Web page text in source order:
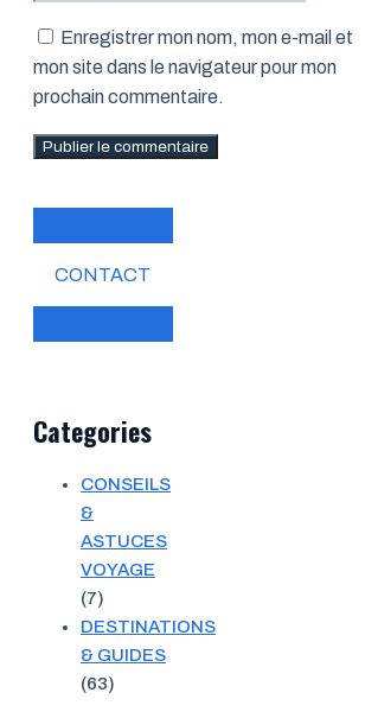
Enregistrer mon nom, mon e-mail et
mon site dans le navigateur pour mon
prochain commentaire.
CONTACT
Categories
CONSEILS
&
ASTUCES
VOYAGE
(7)
DESTINATIONS
& GUIDES
(63)